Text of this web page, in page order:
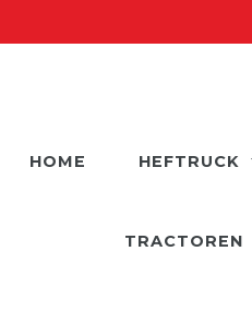
HOME HEFTRUCK
TRACTOREN